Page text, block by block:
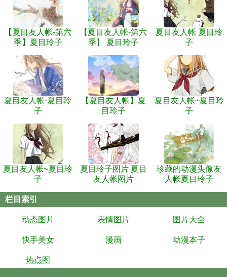
【夏目友人帐-第六
季】夏目玲子
【夏目友人帐-第六
季】 夏目玲子
夏目友人帐 夏目玲
子
夏目友人帐·夏目玲
子
【夏目友人帐】夏
目玲子
夏目友人帐~夏目玲
子
夏目友人帐~夏目玲
子
夏目玲子图片 夏目
友人帐图片
珍藏的动漫头像友
人帐夏目玲子
栏目索引
动态图片 表情图片 图片大全
快手美女 漫画 动漫本子
热点图